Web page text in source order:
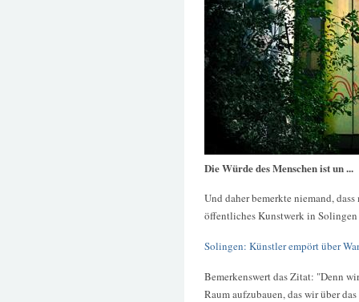
Die Würde des Menschen ist un ...
Und daher bemerkte niemand,
öffentliches Kunstwerk in
Solingen: Künstler empört über
Bemerkenswert das Zitat: "Denn
Raum aufzubauen, das wir über